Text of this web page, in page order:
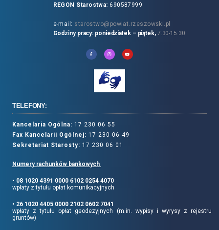
REGON Starostwa: 690587999
e-mail: starostwo@powiat.rzeszowski.pl
Godziny pracy: poniedziałek – piątek, 7:30-15:30
TELEFONY:
Kancelaria Ogólna: 17 230 06 55
Fax Kancelarii Ogólnej: 17 230 06 49
Sekretariat Starosty: 17 230 06 01
Numery rachunków bankowych
• 08 1020 4391 0000 6102 0254 4070
wpłaty z tytułu opłat komunikacyjnych
• 26 1020 4405 0000 2102 0602 7041
wpłaty z tytułu opłat geodezyjnych (m.in. wypisy i wyrysy z rejestru
gruntów)